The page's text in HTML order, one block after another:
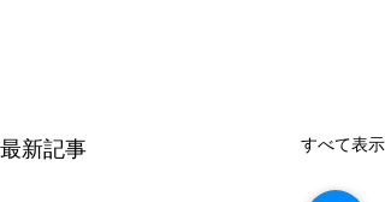
最新記事 すべて表示